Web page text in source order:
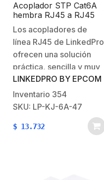
Acoplador STP Cat6A
hembra RJ45 a RJ45
hembra
Los acopladores de
línea RJ45 de LinkedPro
ofrecen una solución
práctica, sencilla y muy
eficaz para unir dos
cables sin tener que
reemplazar los cables
existentes, fabricados
con materiales de alta
LINKEDPRO BY EPCOM
Inventario 354
SKU: LP-KJ-6A-47
$ 13.732